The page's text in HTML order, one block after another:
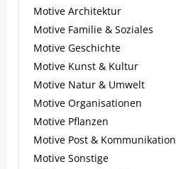
Motive Architektur
Motive Familie & Soziales
Motive Geschichte
Motive Kunst & Kultur
Motive Natur & Umwelt
Motive Organisationen
Motive Pflanzen
Motive Post & Kommunikation
Motive Sonstige